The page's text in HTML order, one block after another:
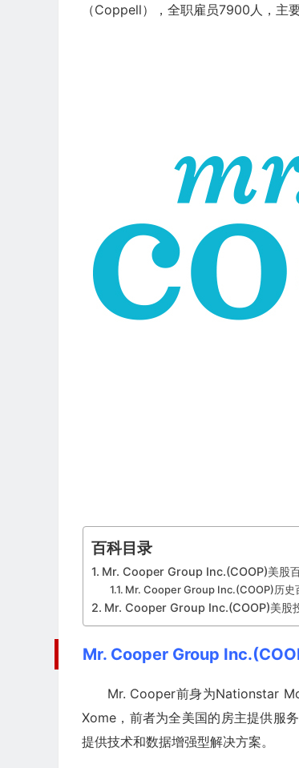
（Coppell），全职雇员7900人，主
百科目录
Mr. Cooper Group Inc.(COOP)美股
Mr. Cooper Group Inc.(COOP)历史
Mr. Cooper Group Inc.(COOP)美股
Mr. Cooper Group
Mr. Cooper前身为Nationstar
Xome，前者为全美国的房主提供服
提供技术和数据增强型解决方案。